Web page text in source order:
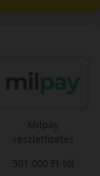
Milpay
részletfizetés
501 000 Ft-tól